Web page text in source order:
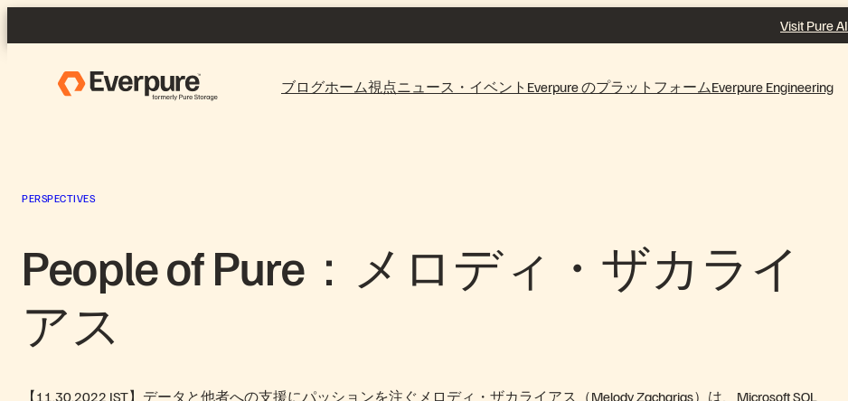
to
Visit Pure AI
ブログホーム視点ニュース・イベント Everpure のプラットフォームEverpure Engineering
PERSPECTIVES
People of Pure：メロディ・ザカライ
アス
【11.30.2022 JST】データと他者への支援にパッションを注ぐメロディ・ザカライアス（Melody Zacharias）は、Microsoft SQL